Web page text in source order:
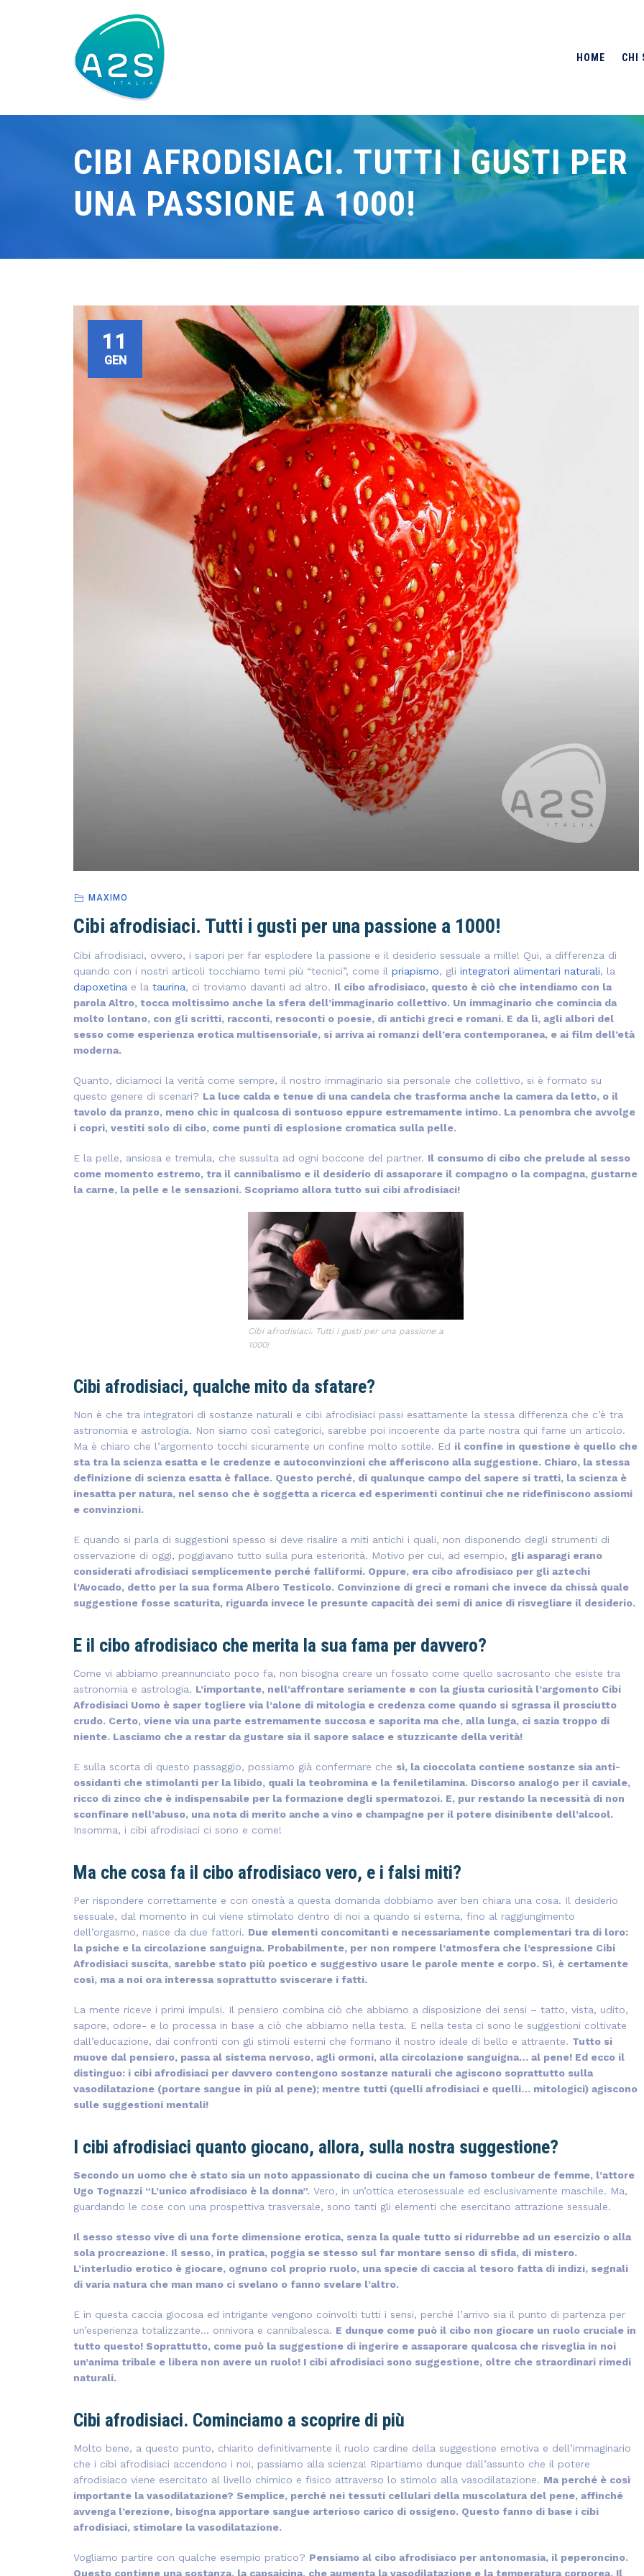
HOME CHI
CIBI AFRODISIACI. TUTTI I GUSTI PER
UNA PASSIONE A 1000!
11
GEN
MAXIMO
Cibi afrodisiaci. Tutti i gusti per una passione a 1000!
Cibi afrodisiaci, ovvero, i sapori per far esplodere la passione e il desiderio sessuale a mille! Qui, a differenza di
quando con i nostri articoli tocchiamo temi più “tecnici”, come il priapismo, gli integratori alimentari naturali, la
dapoxetina e la taurina, ci troviamo davanti ad altro. Il cibo afrodisiaco, questo è ciò che intendiamo con la
parola Altro, tocca moltissimo anche la sfera dell’immaginario collettivo. Un immaginario che comincia da
molto lontano, con gli scritti, racconti, resoconti o poesie, di antichi greci e romani. E da lì, agli albori del
sesso come esperienza erotica multisensoriale, si arriva ai romanzi dell’era contemporanea, e ai film dell’età
moderna.
Quanto, diciamoci la verità come sempre, il nostro immaginario sia personale che collettivo, si è formato su
questo genere di scenari? La luce calda e tenue di una candela che trasforma anche la camera da letto, o il
tavolo da pranzo, meno chic in qualcosa di sontuoso eppure estremamente intimo. La penombra che avvolge
i copri, vestiti solo di cibo, come punti di esplosione cromatica sulla pelle.
E la pelle, ansiosa e tremula, che sussulta ad ogni boccone del partner. Il consumo di cibo che prelude al sesso
come momento estremo, tra il cannibalismo e il desiderio di assaporare il compagno o la compagna, gustarne
la carne, la pelle e le sensazioni. Scopriamo allora tutto sui cibi afrodisiaci!
Cibi afrodisiaci. Tutti i gusti per una passione a
1000!
Cibi afrodisiaci, qualche mito da sfatare?
Non è che tra integratori di sostanze naturali e cibi afrodisiaci passi esattamente la stessa differenza che c’è tra
astronomia e astrologia. Non siamo così categorici, sarebbe poi incoerente da parte nostra qui farne un articolo.
Ma è chiaro che l’argomento tocchi sicuramente un confine molto sottile. Ed il confine in questione è quello che
sta tra la scienza esatta e le credenze e autoconvinzioni che afferiscono alla suggestione. Chiaro, la stessa
definizione di scienza esatta è fallace. Questo perché, di qualunque campo del sapere si tratti, la scienza è
inesatta per natura, nel senso che è soggetta a ricerca ed esperimenti continui che ne ridefiniscono assiomi
e convinzioni.
E quando si parla di suggestioni spesso si deve risalire a miti antichi i quali, non disponendo degli strumenti di
osservazione di oggi, poggiavano tutto sulla pura esteriorità. Motivo per cui, ad esempio, gli asparagi erano
considerati afrodisiaci semplicemente perché falliformi. Oppure, era cibo afrodisiaco per gli aztechi
l’Avocado, detto per la sua forma Albero Testicolo. Convinzione di greci e romani che invece da chissà quale
suggestione fosse scaturita, riguarda invece le presunte capacità dei semi di anice di risvegliare il desiderio.
E il cibo afrodisiaco che merita la sua fama per davvero?
Come vi abbiamo preannunciato poco fa, non bisogna creare un fossato come quello sacrosanto che esiste tra
astronomia e astrologia. L’importante, nell’affrontare seriamente e con la giusta curiosità l’argomento Cibi
Afrodisiaci Uomo è saper togliere via l’alone di mitologia e credenza come quando si sgrassa il prosciutto
crudo. Certo, viene via una parte estremamente succosa e saporita ma che, alla lunga, ci sazia troppo di
niente. Lasciamo che a restar da gustare sia il sapore salace e stuzzicante della verità!
E sulla scorta di questo passaggio, possiamo già confermare che sì, la cioccolata contiene sostanze sia anti-
ossidanti che stimolanti per la libido, quali la teobromina e la feniletilamina. Discorso analogo per il caviale,
ricco di zinco che è indispensabile per la formazione degli spermatozoi. E, pur restando la necessità di non
sconfinare nell’abuso, una nota di merito anche a vino e champagne per il potere disinibente dell’alcool.
Insomma, i cibi afrodisiaci ci sono e come!
Ma che cosa fa il cibo afrodisiaco vero, e i falsi miti?
Per rispondere correttamente e con onestà a questa domanda dobbiamo aver ben chiara una cosa. Il desiderio
sessuale, dal momento in cui viene stimolato dentro di noi a quando si esterna, fino al raggiungimento
dell’orgasmo, nasce da due fattori. Due elementi concomitanti e necessariamente complementari tra di loro:
la psiche e la circolazione sanguigna. Probabilmente, per non rompere l’atmosfera che l’espressione Cibi
Afrodisiaci suscita, sarebbe stato più poetico e suggestivo usare le parole mente e corpo. Sì, è certamente
così, ma a noi ora interessa soprattutto sviscerare i fatti.
La mente riceve i primi impulsi. Il pensiero combina ciò che abbiamo a disposizione dei sensi – tatto, vista, udito,
sapore, odore- e lo processa in base a ciò che abbiamo nella testa. E nella testa ci sono le suggestioni coltivate
dall’educazione, dai confronti con gli stimoli esterni che formano il nostro ideale di bello e attraente. Tutto si
muove dal pensiero, passa al sistema nervoso, agli ormoni, alla circolazione sanguigna… al pene! Ed ecco il
distinguo: i cibi afrodisiaci per davvero contengono sostanze naturali che agiscono soprattutto sulla
vasodilatazione (portare sangue in più al pene); mentre tutti (quelli afrodisiaci e quelli… mitologici) agiscono
sulle suggestioni mentali!
I cibi afrodisiaci quanto giocano, allora, sulla nostra suggestione?
Secondo un uomo che è stato sia un noto appassionato di cucina che un famoso tombeur de femme, l’attore
Ugo Tognazzi “L’unico afrodisiaco è la donna”. Vero, in un’ottica eterosessuale ed esclusivamente maschile. Ma,
guardando le cose con una prospettiva trasversale, sono tanti gli elementi che esercitano attrazione sessuale.
Il sesso stesso vive di una forte dimensione erotica, senza la quale tutto si ridurrebbe ad un esercizio o alla
sola procreazione. Il sesso, in pratica, poggia se stesso sul far montare senso di sfida, di mistero.
L’interludio erotico è giocare, ognuno col proprio ruolo, una specie di caccia al tesoro fatta di indizi, segnali
di varia natura che man mano ci svelano o fanno svelare l’altro.
E in questa caccia giocosa ed intrigante vengono coinvolti tutti i sensi, perché l’arrivo sia il punto di partenza per
un’esperienza totalizzante… onnivora e cannibalesca. E dunque come può il cibo non giocare un ruolo cruciale in
tutto questo! Soprattutto, come può la suggestione di ingerire e assaporare qualcosa che risveglia in noi
un’anima tribale e libera non avere un ruolo! I cibi afrodisiaci sono suggestione, oltre che straordinari rimedi
naturali.
Cibi afrodisiaci. Cominciamo a scoprire di più
Molto bene, a questo punto, chiarito definitivamente il ruolo cardine della suggestione emotiva e dell’immaginario
che i cibi afrodisiaci accendono i noi, passiamo alla scienza! Ripartiamo dunque dall’assunto che il potere
afrodisiaco viene esercitato al livello chimico e fisico attraverso lo stimolo alla vasodilatazione. Ma perché è così
importante la vasodilatazione? Semplice, perché nei tessuti cellulari della muscolatura del pene, affinché
avvenga l’erezione, bisogna apportare sangue arterioso carico di ossigeno. Questo fanno di base i cibi
afrodisiaci, stimolare la vasodilatazione.
Vogliamo partire con qualche esempio pratico? Pensiamo al cibo afrodisiaco per antonomasia, il peperoncino.
Questo contiene una sostanza, la capsaicina, che aumenta la vasodilatazione e la temperatura corporea. Il